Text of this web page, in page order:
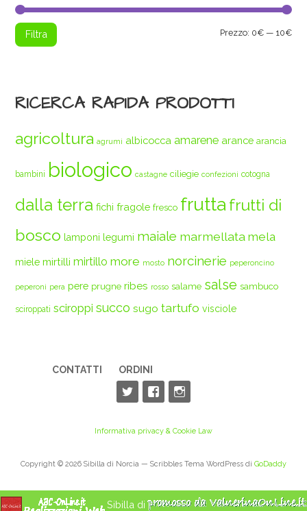
Filtra Prezzo: 0€— 10€
RICERCA RAPIDA PRODOTTI
agricoltura agrumi albicocca amarene arance arancia
bambini biologico castagne ciliegie confezioni cotogna
dalla terra fichi fragole fresco frutta frutti di
bosco lamponi legumi maiale marmellata mela
miele mirtilli mirtillo more mosto norcinerie peperoncino
peperoni pera pere prugne ribes rosso salame salse sambuco
sciroppati sciroppi succo sugo tartufo visciole
CONTATTI ORDINI
Informativa privacy & Cookie Law
Copyright © 2026 Sibilla di Norcia — Scribbles Tema WordPress di GoDaddy
Sibilla di